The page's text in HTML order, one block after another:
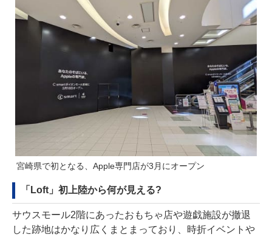
宮崎県で初となる、Apple専門店が3月にオープン
「Loft」初上陸から何が見える?
サウスモール2階にあったおもちゃ店や遊戯施設が撤退
した跡地はかなり広くまとまっており、時折イベントや